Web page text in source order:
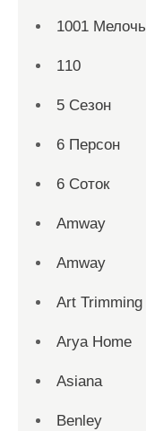
1001 Мелочь
110
5 Сезон
6 Персон
6 Соток
Amway
Amway
Art Trimming
Arya Home
Asiana
Benley